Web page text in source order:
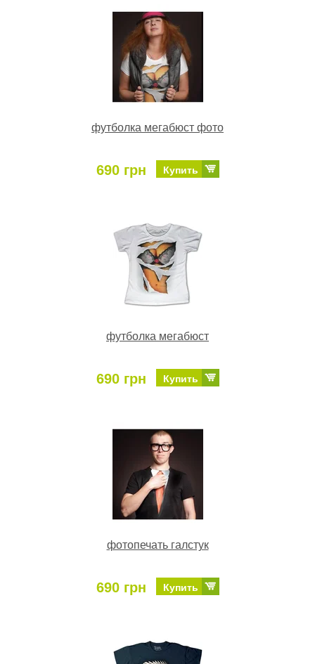
футболка мегабюст фото
690 грн Купить
футболка мегабюст
690 грн Купить
фотопечать галстук
690 грн Купить